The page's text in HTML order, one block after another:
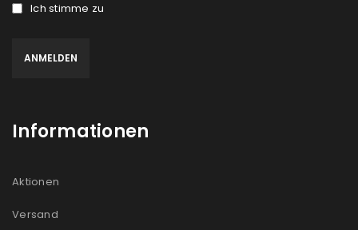
deine E-Mail-Adresse gesendet.
Please select all the ways you would like to hear from
Ich stimme zu
Ja, ich möchte ein Kundenkonto eröffnen und
Ich stimme zu
Informationen
Aktionen
Versand